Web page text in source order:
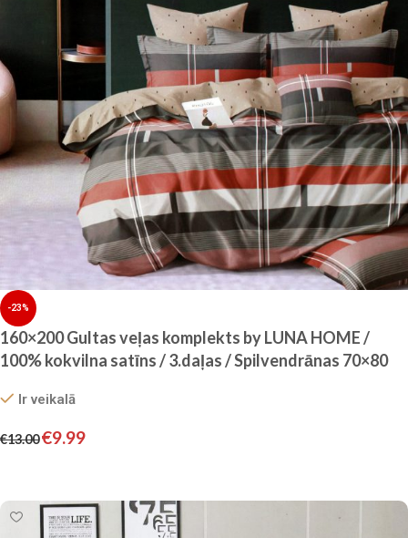
-23%
160×200 Gultas veļas komplekts by LUNA HOME /
100% kokvilna satīns / 3.daļas / Spilvendrānas 70×80
Ir veikalā
€13.00€9.99